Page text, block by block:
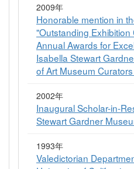
2009年
Honorable mention in
"Outstanding Exhibition
Annual Awards for
Isabella Stewart
of Art Museum
2002年
Inaugural Scholar-in-
Stewart Gardner
1993年
Valedictorian